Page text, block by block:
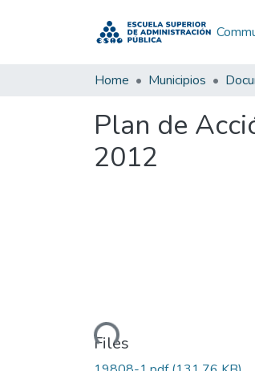
Home Municipios
Plan de
2012
Loading...
Files